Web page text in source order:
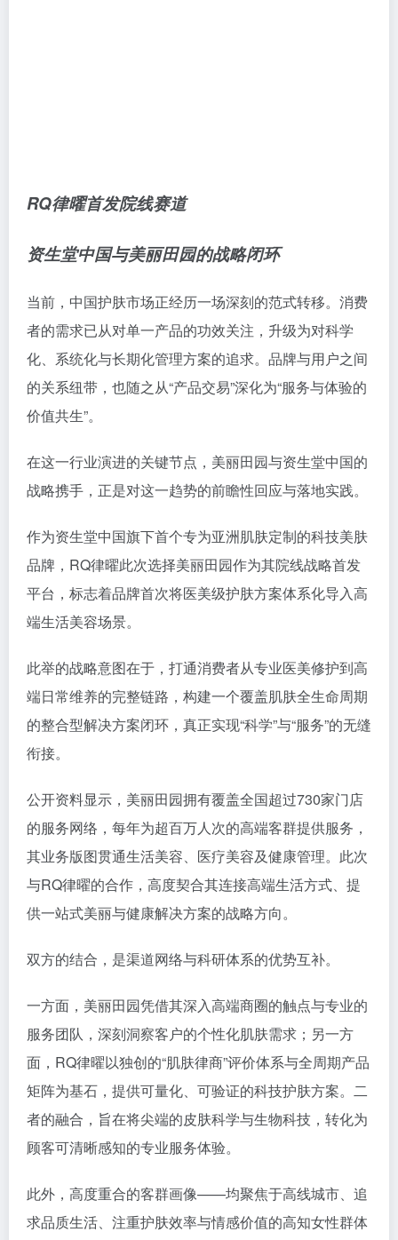
RQ律曜首发院线赛道
资生堂中国与美丽田园的战略闭环
当前，中国护肤市场正经历一场深刻的范式转移。消费
者的需求已从对单一产品的功效关注，升级为对科学
化、系统化与长期化管理方案的追求。品牌与用户之间
的关系纽带，也随之从“产品交易”深化为“服务与体验的
价值共生”。
在这一行业演进的关键节点，美丽田园与资生堂中国的
战略携手，正是对这一趋势的前瞻性回应与落地实践。
作为资生堂中国旗下首个专为亚洲肌肤定制的科技美肤
品牌，RQ律曜此次选择美丽田园作为其院线战略首发
平台，标志着品牌首次将医美级护肤方案体系化导入高
端生活美容场景。
此举的战略意图在于，打通消费者从专业医美修护到高
端日常维养的完整链路，构建一个覆盖肌肤全生命周期
的整合型解决方案闭环，真正实现“科学”与“服务”的无缝
衔接。
公开资料显示，美丽田园拥有覆盖全国超过730家门店
的服务网络，每年为超百万人次的高端客群提供服务，
其业务版图贯通生活美容、医疗美容及健康管理。此次
与RQ律曜的合作，高度契合其连接高端生活方式、提
供一站式美丽与健康解决方案的战略方向。
双方的结合，是渠道网络与科研体系的优势互补。
一方面，美丽田园凭借其深入高端商圈的触点与专业的
服务团队，深刻洞察客户的个性化肌肤需求；另一方
面，RQ律曜以独创的“肌肤律商”评价体系与全周期产品
矩阵为基石，提供可量化、可验证的科技护肤方案。二
者的融合，旨在将尖端的皮肤科学与生物科技，转化为
顾客可清晰感知的专业服务体验。
此外，高度重合的客群画像——均聚焦于高线城市、追
求品质生活、注重护肤效率与情感价值的高知女性群体